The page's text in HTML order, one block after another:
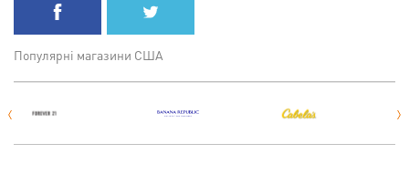
Популярні магазини США